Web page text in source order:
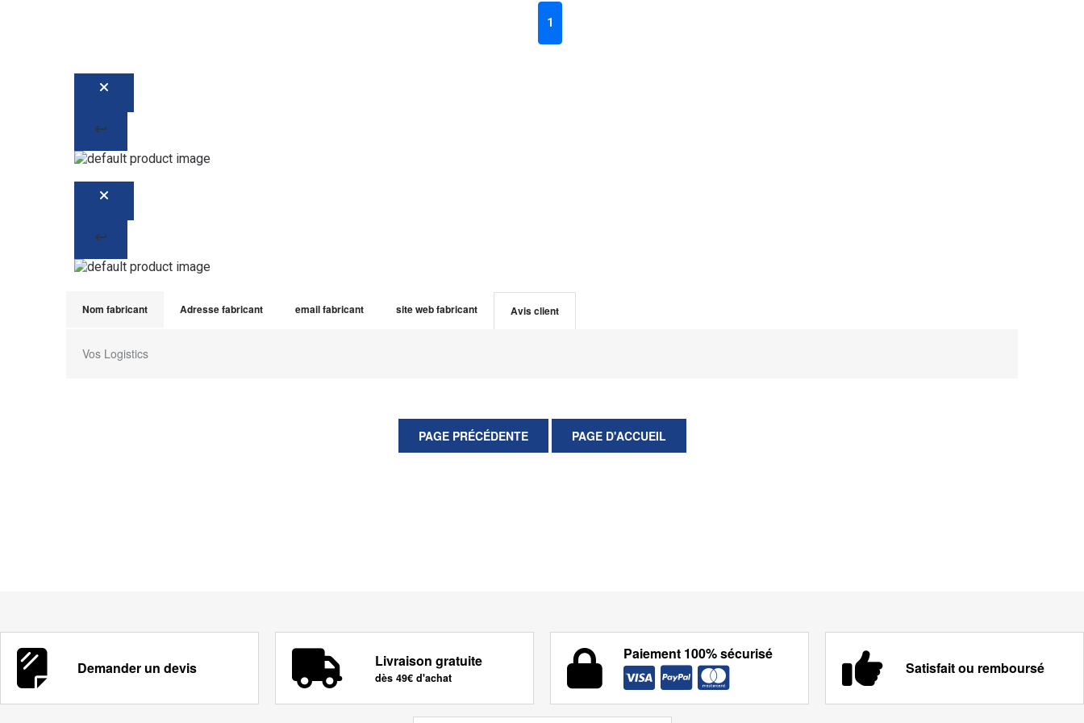
1
Nom fabricant Adresse fabricant email fabricant site web fabricant Avis client
Vos Logistics
Demander un devis Livraison gratuite
dès 49€ d'achat
Paiement 100% sécurisé
Satisfait ou remboursé